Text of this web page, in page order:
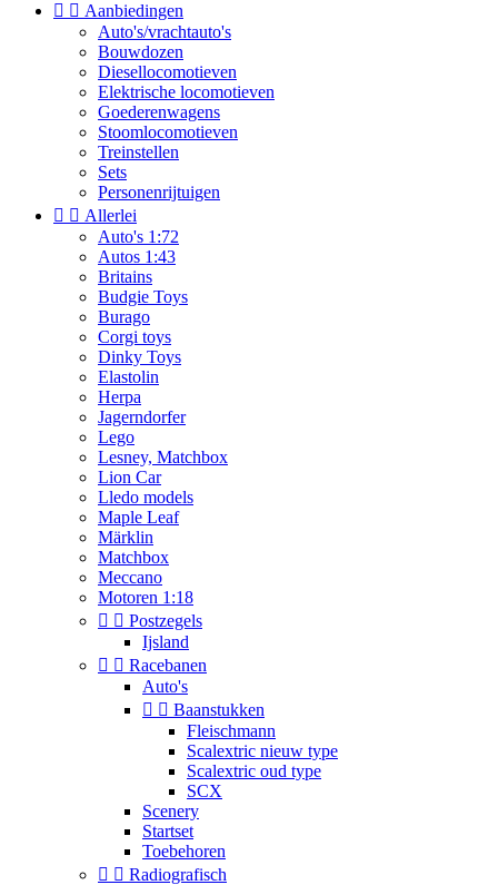
  Aanbiedingen
Auto's/vrachtauto's
Bouwdozen
Diesellocomotieven
Elektrische locomotieven
Goederenwagens
Stoomlocomotieven
Treinstellen
Sets
Personenrijtuigen
  Allerlei
Auto's 1:72
Autos 1:43
Britains
Budgie Toys
Burago
Corgi toys
Dinky Toys
Elastolin
Herpa
Jagerndorfer
Lego
Lesney, Matchbox
Lion Car
Lledo models
Maple Leaf
Märklin
Matchbox
Meccano
Motoren 1:18
  Postzegels
Ijsland
  Racebanen
Auto's
  Baanstukken
Fleischmann
Scalextric nieuw type
Scalextric oud type
SCX
Scenery
Startset
Toebehoren
  Radiografisch